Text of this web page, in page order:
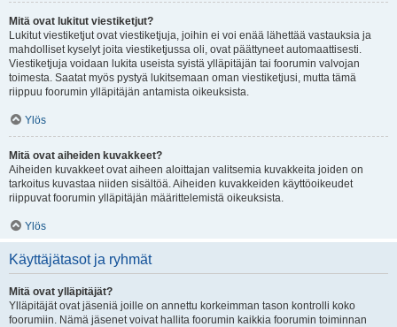
Mitä ovat lukitut viestiketjut?
Lukitut viestiketjut ovat viestiketjuja, joihin ei voi enää lähettää vastauksia ja
mahdolliset kyselyt joita viestiketjussa oli, ovat päättyneet automaattisesti.
Viestiketjuja voidaan lukita useista syistä ylläpitäjän tai foorumin valvojan
toimesta. Saatat myös pystyä lukitsemaan oman viestiketjusi, mutta tämä
riippuu foorumin ylläpitäjän antamista oikeuksista.
Ylös
Mitä ovat aiheiden kuvakkeet?
Aiheiden kuvakkeet ovat aiheen aloittajan valitsemia kuvakkeita joiden on
tarkoitus kuvastaa niiden sisältöä. Aiheiden kuvakkeiden käyttöoikeudet
riippuvat foorumin ylläpitäjän määrittelemistä oikeuksista.
Ylös
Käyttäjätasot ja ryhmät
Mitä ovat ylläpitäjät?
Ylläpitäjät ovat jäseniä joille on annettu korkeimman tason kontrolli koko
foorumiin. Nämä jäsenet voivat hallita foorumin kaikkia foorumin toiminnan